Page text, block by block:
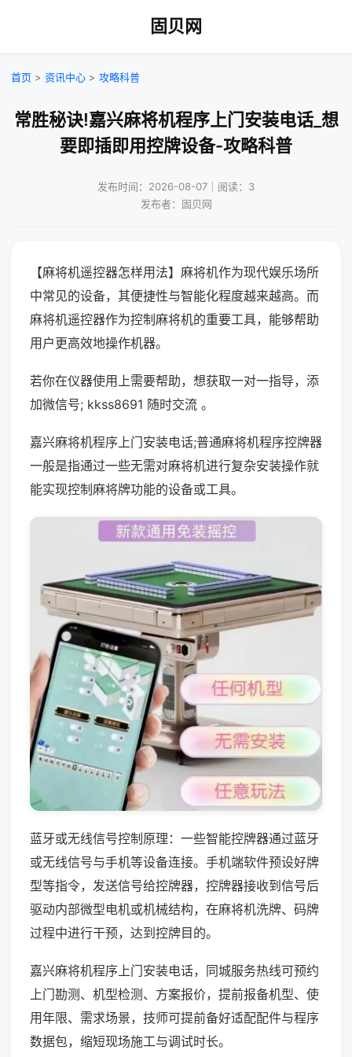
固贝网
首页 > 资讯中心 > 攻略科普
常胜秘诀!嘉兴麻将机程序上门安装电话_想
要即插即用控牌设备-攻略科普
发布时间：2026-08-07｜阅读：3
发布者：固贝网
【麻将机遥控器怎样用法】麻将机作为现代娱乐场所
中常见的设备，其便捷性与智能化程度越来越高。而
麻将机遥控器作为控制麻将机的重要工具，能够帮助
用户更高效地操作机器。
若你在仪器使用上需要帮助，想获取一对一指导，添
加微信号; kkss8691 随时交流 。
嘉兴麻将机程序上门安装电话;普通麻将机程序控牌器
一般是指通过一些无需对麻将机进行复杂安装操作就
能实现控制麻将牌功能的设备或工具。
蓝牙或无线信号控制原理：一些智能控牌器通过蓝牙
或无线信号与手机等设备连接。手机端软件预设好牌
型等指令，发送信号给控牌器，控牌器接收到信号后
驱动内部微型电机或机械结构，在麻将机洗牌、码牌
过程中进行干预，达到控牌目的。
嘉兴麻将机程序上门安装电话，同城服务热线可预约
上门勘测、机型检测、方案报价，提前报备机型、使
用年限、需求场景，技师可提前备好适配配件与程序
数据包，缩短现场施工与调试时长。